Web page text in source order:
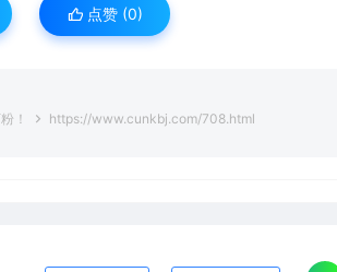
点赞 (0)
！ https://www.cunkbj.com/708.html